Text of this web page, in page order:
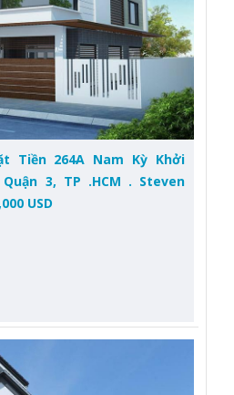
Tiền 264A Nam Kỳ Khởi
3, TP .HCM . Steven
USD